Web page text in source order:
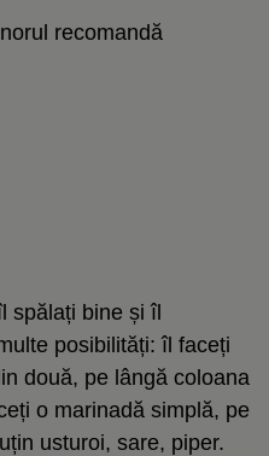
recomandă
spălați bine și îl
posibilități: îl faceți
două, pe lângă coloana
o marinadă simplă, pe
usturoi, sare, piper.